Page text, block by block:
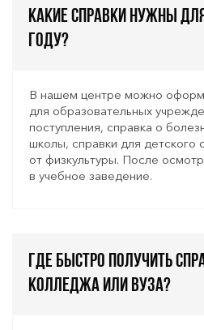
Какие справки нужны
году?
В нашем центре можно
для образовательных
поступления, справка о
школы, справки для детского
от физкультуры. После
в учебное заведение.
Где быстро получить
колледжа или вуза?